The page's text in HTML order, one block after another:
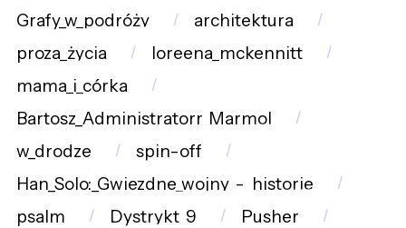
Grafy_w_podróży
architektura
proza_życia
loreena_mckennitt
mama_i_córka
Bartosz_Administratorr_Marmol
w_drodze
spin-off
Han_Solo:_Gwiezdne_wojny_-_historie
psalm
Dystrykt_9
Pusher